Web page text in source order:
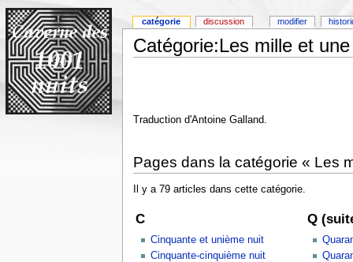
Catégorie:Les mille et
Traduction d'Antoine Galland.
Pages dans la catégorie « Les
Il y a 79 articles dans cette catégorie.
C
Cinquante et unième nuit
Cinquante-cinquième nuit
Q
catégorie discussion modifier